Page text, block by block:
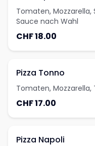
Tomaten, Mozzarella,
Sauce nach Wahl
CHF 18.00
Pizza Tonno
Tomaten, Mozzarella,
CHF 17.00
Pizza Napoli